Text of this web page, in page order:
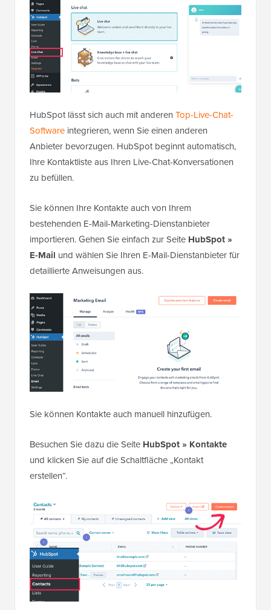
HubSpot lässt sich auch mit anderen Top-Live-Chat-
Software integrieren, wenn Sie einen anderen
Anbieter bevorzugen. HubSpot beginnt automatisch,
Ihre Kontaktliste aus Ihren Live-Chat-Konversationen
zu befüllen.
Sie können Ihre Kontakte auch von Ihrem
bestehenden E-Mail-Marketing-Dienstanbieter
importieren. Gehen Sie einfach zur Seite HubSpot »
E-Mail und wählen Sie Ihren E-Mail-Dienstanbieter für
detaillierte Anweisungen aus.
Sie können Kontakte auch manuell hinzufügen.
Besuchen Sie dazu die Seite HubSpot » Kontakte
und klicken Sie auf die Schaltfläche „Kontakt
erstellen“.